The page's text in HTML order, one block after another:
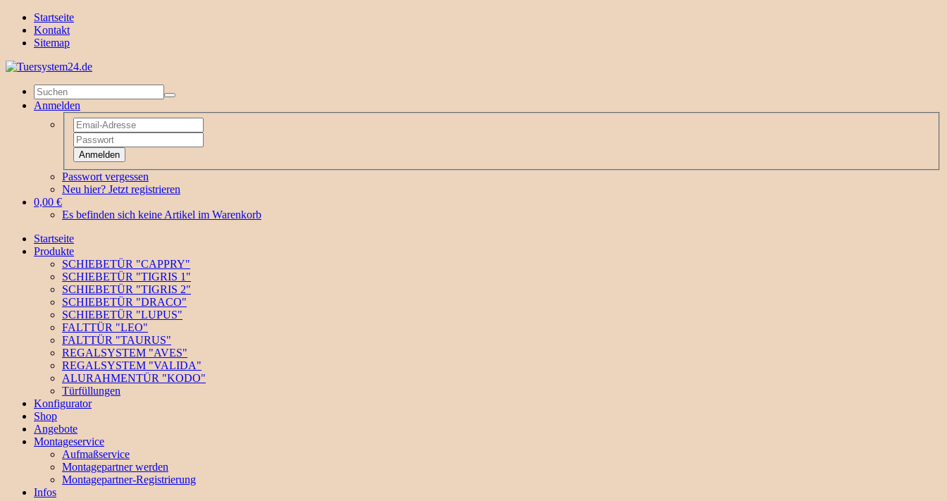
Startseite
Kontakt
Sitemap
Anmelden
Anmelden
Passwort vergessen
Neu hier? Jetzt registrieren
0,00 €
Es befinden sich keine Artikel im Warenkorb
Startseite
Produkte
SCHIEBETÜR "CAPPRY"
SCHIEBETÜR "TIGRIS 1"
SCHIEBETÜR "TIGRIS 2"
SCHIEBETÜR "DRACO"
SCHIEBETÜR "LUPUS"
FALTTÜR "LEO"
FALTTÜR "TAURUS"
REGALSYSTEM "AVES"
REGALSYSTEM "VALIDA"
ALURAHMENTÜR "KODO"
Türfüllungen
Konfigurator
Shop
Angebote
Montageservice
Aufmaßservice
Montagepartner werden
Montagepartner-Registrierung
Infos